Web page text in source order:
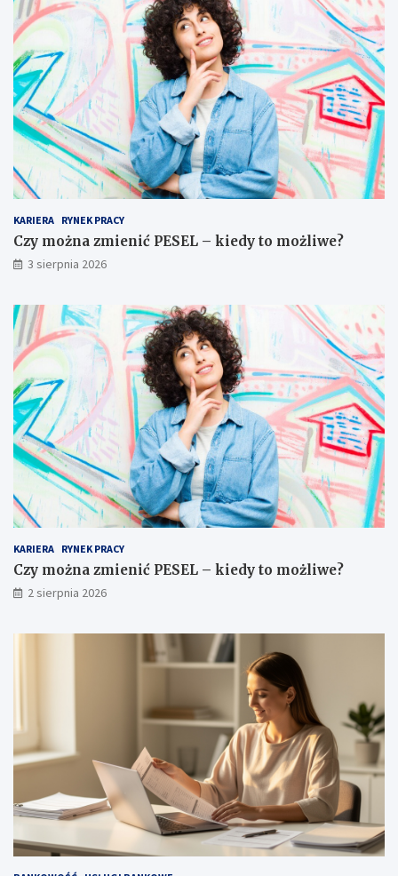
KARIERA RYNEK PRACY
Czy można zmienić PESEL – kiedy to możliwe?
3 sierpnia 2026
KARIERA RYNEK PRACY
Czy można zmienić PESEL – kiedy to możliwe?
2 sierpnia 2026